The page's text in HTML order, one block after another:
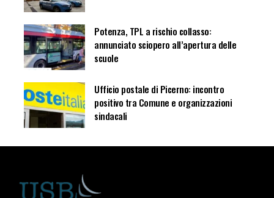
Potenza, TPL a rischio collasso:
annunciato sciopero all’apertura delle
scuole
Ufficio postale di Picerno: incontro
positivo tra Comune e organizzazioni
sindacali